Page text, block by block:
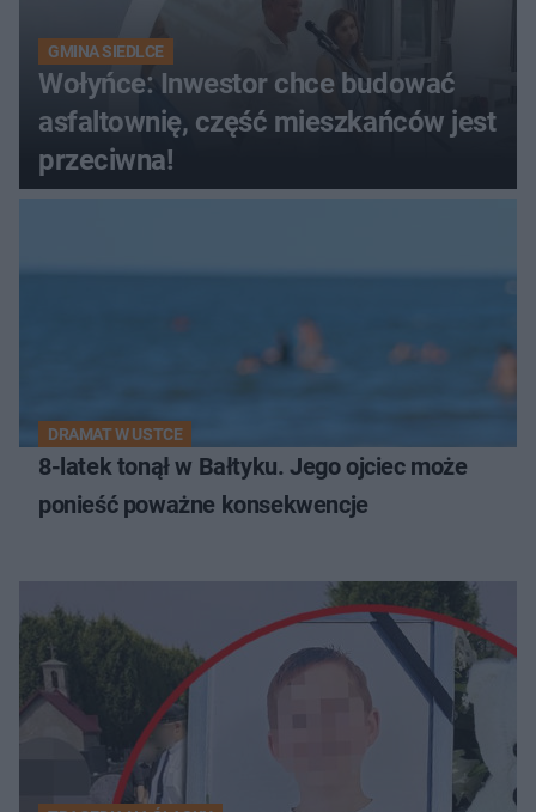
GMINA SIEDLCE
Wołyńce: Inwestor chce budować
asfaltownię, część mieszkańców jest
przeciwna!
DRAMAT W USTCE
8-latek tonął w Bałtyku. Jego ojciec może
ponieść poważne konsekwencje